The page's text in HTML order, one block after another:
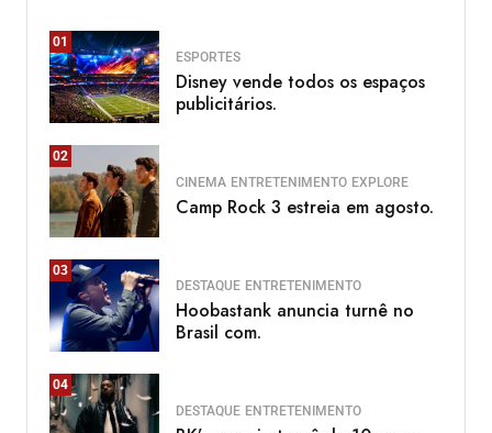
01
ESPORTES
Disney vende todos os espaços
publicitários.
02
CINEMA ENTRETENIMENTO EXPLORE
Camp Rock 3 estreia em agosto.
03
DESTAQUE ENTRETENIMENTO
Hoobastank anuncia turnê no
Brasil com.
04
DESTAQUE ENTRETENIMENTO